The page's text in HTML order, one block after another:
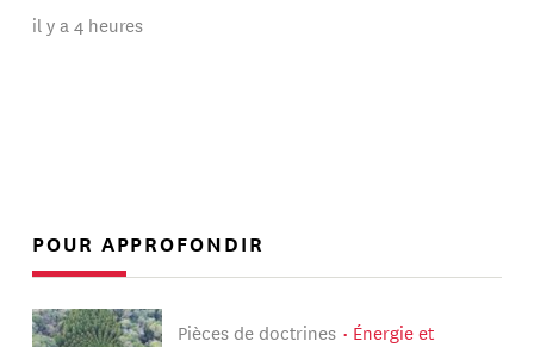
il y a 4 heures
POUR APPROFONDIR
Pièces de doctrines
Énergie et